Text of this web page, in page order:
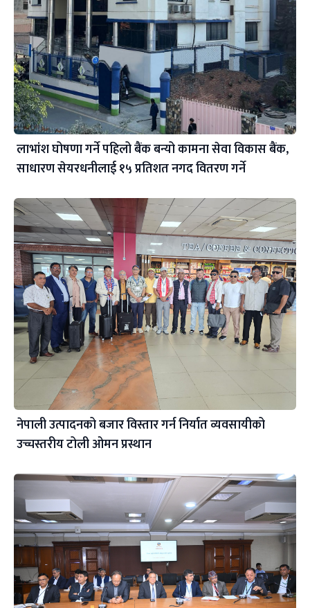
लाभांश घोषणा गर्ने पहिलो बैंक बन्यो कामना सेवा विकास बैंक,
साधारण सेयरधनीलाई १५ प्रतिशत नगद वितरण गर्ने
नेपाली उत्पादनको बजार विस्तार गर्न निर्यात व्यवसायीको
उच्चस्तरीय टोली ओमन प्रस्थान